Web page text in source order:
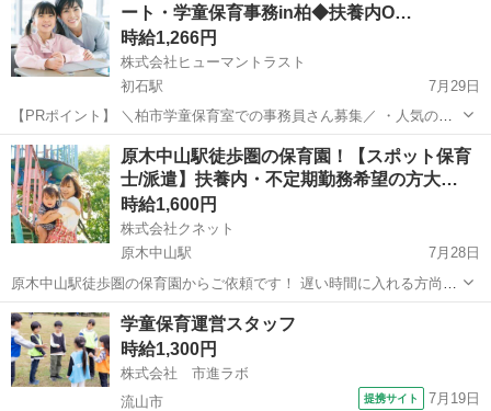
ート・学童保育事務in柏◆扶養内O…
時給1,266円
株式会社ヒューマントラスト
初石駅
7月29日
【PRポイント】 ＼柏市学童保育室での事務員さん募集／ ・人気の官
公庁案件！無理なくできる週3勤務 ・PCスキルは入力ができればOK！
【仕事内容】 学童保育室での事務スタッフ ・PCでのデータ入力 ...
千葉 柏市 初石駅 その他 ヒューマントラスト
原木中山駅徒歩圏の保育園！【スポット保育
士/派遣】扶養内・不定期勤務希望の方大…
時給1,600円
株式会社クネット
原木中山駅
7月28日
原木中山駅徒歩圏の保育園からご依頼です！ 遅い時間に入れる方尚
可！（12:00-18:00等） 日中からのフルタイムで入れる方尚可！ 自分
のは入れるシフトで園と調整できるのでフレキシブルに勤務したい方
には最適です♬...
千葉 市川市 原木中山駅 教育
学童保育運営スタッフ
時給1,300円
株式会社 市進ラボ
流山市
提携サイト 7月19日